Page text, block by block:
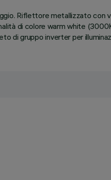
Riflettore metallizzato con
di colore warm white
di gruppo inverter per